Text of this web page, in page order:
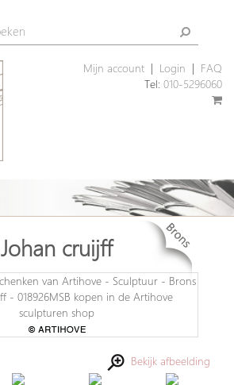
Mijn account| Login
FAQ
Tel: 010-5296060
Johan cruijff
Bekijk afbeelding